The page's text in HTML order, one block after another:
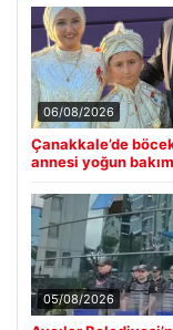
06/08/2026
Çanakkale’de
annesi yoğun
05/08/2026